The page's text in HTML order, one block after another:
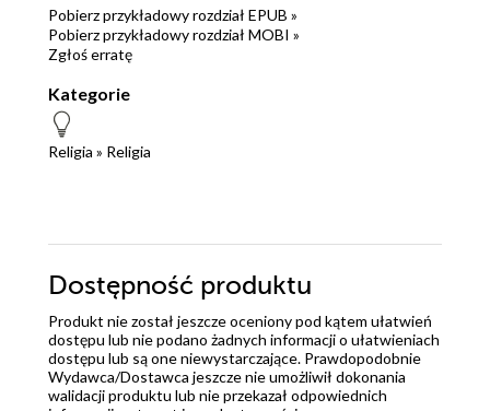
Pobierz przykładowy rozdział EPUB »
Pobierz przykładowy rozdział MOBI »
Zgłoś erratę
Kategorie
Religia » Religia
Dostępność produktu
Produkt nie został jeszcze oceniony pod kątem ułatwień
dostępu lub nie podano żadnych informacji o ułatwieniach
dostępu lub są one niewystarczające. Prawdopodobnie
Wydawca/Dostawca jeszcze nie umożliwił dokonania
walidacji produktu lub nie przekazał odpowiednich